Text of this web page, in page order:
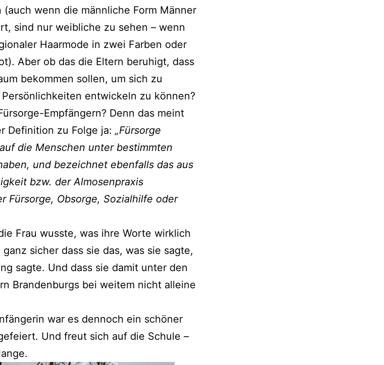
(auch wenn die männliche Form Männer
sind nur weibliche zu sehen – wenn
Haarmode in zwei Farben oder
Aber ob das die Eltern beruhigt, dass
bekommen sollen, um sich zu
entwickeln zu können?
Empfängern? Denn das meint
Definition zu Folge ja: „Fürsorge
die Menschen unter bestimmten
und bezeichnet ebenfalls das aus
bzw. der Almosenpraxis
Fürsorge, Obsorge, Sozialhilfe oder
Frau wusste, was ihre Worte wirklich
sicher dass sie das, was sie sagte,
sagte. Und dass sie damit unter den
Brandenburgs bei weitem nicht alleine
war es dennoch ein schöner
Und freut sich auf die Schule –